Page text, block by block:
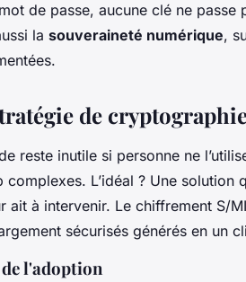
de passe, aucune clé ne passe
la souveraineté numérique,
de
reste inutile si personne ne
L’idéal ? Une solution
ait à intervenir. Le chiffrement S/
sécurisés générés en un
l'adoption